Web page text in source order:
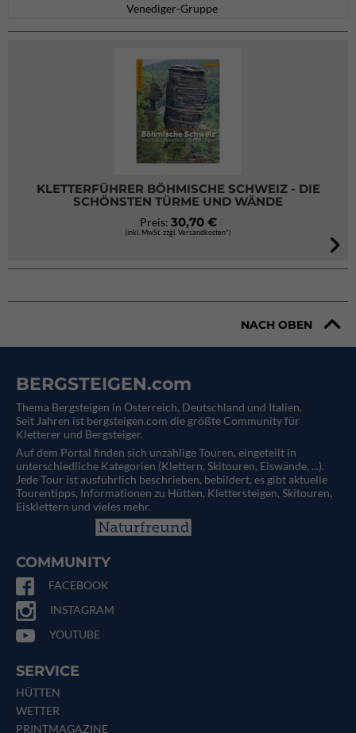
Venediger-Gruppe
KLETTERFÜHRER BÖHMISCHE SCHWEIZ - DIE
SCHÖNSTEN TÜRME UND WÄNDE
Preis: 30,70 €
(inkl. MwSt. zzgl. Versandkosten*)
NACH OBEN
BERGSTEIGEN.com
Thema Bergsteigen in Österreich, Deutschland und Italien.
Seit Jahren ist bergsteigen.com die größte Community für
Kletterer und Bergsteiger.
Auf dem Portal finden sich unzählige Touren, eingeteilt in
unterschiedliche Kategorien (Klettern, Skitouren, Eiswände, ...).
Jede Tour ist ausführlich beschrieben, bebildert, es gibt aktuelle
Tourentipps, Informationen zu Hütten, Klettersteigen, Skitouren,
Eisklettern und vieles mehr.
COMMUNITY
FACEBOOK
INSTAGRAM
YOUTUBE
SERVICE
HÜTTEN
WETTER
PRINTMAGAZINE